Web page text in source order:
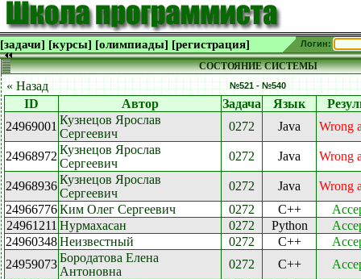
[задачи] [курсы] [олимпиады] [регистрация] Логин:
СОСТОЯНИЕ СИСТЕМЫ
« Назад №521 - №540
ID Автор Задача Язык
24969001 Кузнецов Ярослав
Сергеевич
0272 Java Wrong
24968972 Кузнецов Ярослав
Сергеевич
0272 Java Wrong
24968936Кузнецов Ярослав
Сергеевич
0272 Java
Wrong
24966776Ким Олег Сергеевич 0272 C++
24961211 Нурмахасан 0272 Python
24960348Неизвестный 0272 C++
24959073Бородатова Елена
Антоновна
0272 C++